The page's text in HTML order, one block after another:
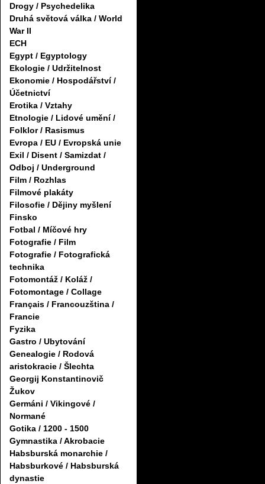
Drogy / Psychedelika
Druhá světová válka / World
War II
ECH
Egypt / Egyptology
Ekologie / Udržitelnost
Ekonomie / Hospodářství /
Účetnictví
Erotika / Vztahy
Etnologie / Lidové umění /
Folklor / Rasismus
Evropa / EU / Evropská unie
Exil / Disent / Samizdat /
Odboj / Underground
Film / Rozhlas
Filmové plakáty
Filosofie / Dějiny myšlení
Finsko
Fotbal / Míčové hry
Fotografie / Film
Fotografie / Fotografická
technika
Fotomontáž / Koláž /
Fotomontage / Collage
Français / Francouzština /
Francie
Fyzika
Gastro / Ubytování
Genealogie / Rodová
aristokracie / Šlechta
Georgij Konstantinovič
Žukov
Germáni / Vikingové /
Normané
Gotika / 1200 - 1500
Gymnastika / Akrobacie
Habsburská monarchie /
Habsburkové / Habsburská
dynastie